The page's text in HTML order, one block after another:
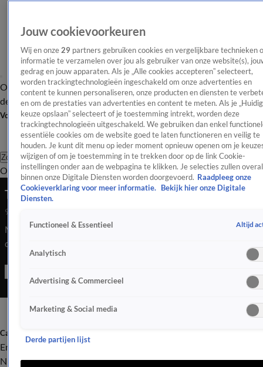
OverzichtAfleveringen Entertainment TV Algemeen
Tip
de redactieNieuwsbrief
Volg Shownieuws
Zoeken
OverzichtEntertainmentSpraakmakendRealityCrimeVideo's
Talpa moet Yvonne Coldeweijer blijven betalen
9 apr 2026, 22:26
Mediabedrijf Talpa moet Yvonne Coldeweijer blijven
doorbetalen in het conflict over de beëindiging van een
overeenkomst voor een televisieprogramma dat uiteindelijk
Amsterdam bepaald.
Categorieën
Entertainment
Nieuws
Jouw cookievoorkeuren
Wij en onze 29 partners gebruiken cookies en vergelijkbare technieken
informatie te verzamelen over jou als gebruiker van onze website(s),
gedrag en jouw apparaten. Als je „Alle cookies accepteren” selecteert,
worden trackingtechnologieën ingeschakeld om onze advertenties en
content te kunnen personaliseren, onze producten en diensten te
en om de prestaties van advertenties en content te meten. Als je
keuze opslaan” selecteert of je toestemming intrekt, worden deze
trackingtechnologieën uitgeschakeld. We gebruiken dan enkel
essentiële cookies om de website goed te laten functioneren en veilig te
houden. Je kunt dit menu op ieder moment opnieuw openen om je
wijzigen of om je toestemming in te trekken door op de link Cookie-
instellingen onder aan de webpagina te klikken. Je selecties zullen overal
binnen onze Digitale Diensten worden doorgevoerd. Raadpleeg onze
Cookieverklaring voor meer informatie.
Bekijk hier onze Digitale
Diensten.
Functioneel & Essentieel Altijd
Analytisch
Advertising & Commercieel
Marketing & Social media
Derde partijen lijst